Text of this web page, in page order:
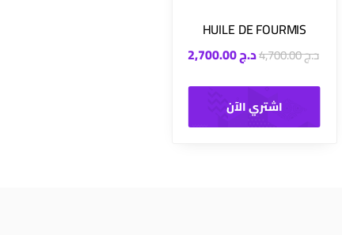
HUILE DE FOURMIS
د.ج2,700.00 د.ج4,700.00
اشتري الآن